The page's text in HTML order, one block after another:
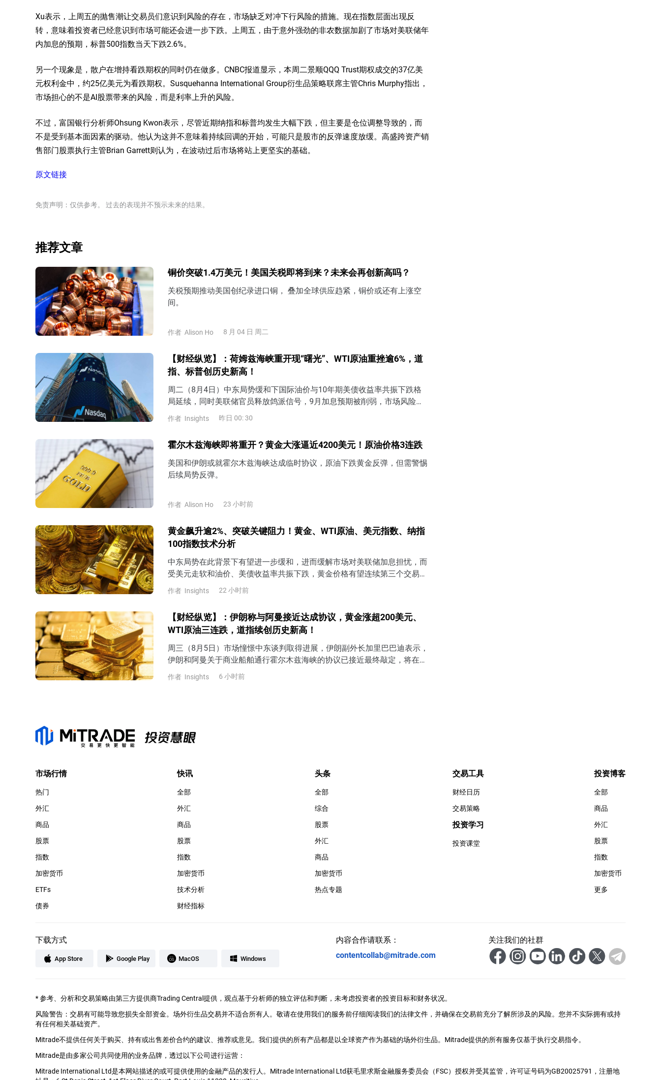
Xu表示，上周五的抛售潮让交易员们意识到风险的存在，市场缺乏对冲下行风险的措施。现在指数层面出现反
转，意味着投资者已经意识到市场可能还会进一步下跌。上周五，由于意外强劲的非农数据加剧了市场对美联储年
内加息的预期，标普500指数当天下跌2.6%。
另一个现象是，散户在增持看跌期权的同时仍在做多。CNBC报道显示，本周二景顺QQQ Trust期权成交的37亿美
元权利金中，约25亿美元为看跌期权。Susquehanna International Group衍生品策略联席主管Chris Murphy指出，
市场担心的不是AI股票带来的风险，而是利率上升的风险。
不过，富国银行分析师Ohsung Kwon表示，尽管近期纳指和标普均发生大幅下跌，但主要是仓位调整导致的，而
不是受到基本面因素的驱动。他认为这并不意味着持续回调的开始，可能只是股市的反弹速度放缓。高盛跨资产销
售部门股票执行主管Brian Garrett则认为，在波动过后市场将站上更坚实的基础。
原文链接
免责声明：仅供参考。 过去的表现并不预示未来的结果。
推荐文章
铜价突破1.4万美元！美国关税即将到来？未来会再创新高吗？
关税预期推动美国创纪录进口铜， 叠加全球供应趋紧，铜价或还有上涨空
间。
作者 Alison Ho 8 月 04 日 周二
【财经纵览】：荷姆兹海峡重开现“曙光”、WTI原油重挫逾6%，道
指、标普创历史新高！
周二（8月4日）中东局势缓和下国际油价与10年期美债收益率共振下跌格
局延续，同时美联储官员释放鸽派信号，9月加息预期被削弱，市场风险偏
好呈现继续向好态势。具体而言，美国财政部长贝森特(Scott Bessent)表
示，可能在周二或周三就恢复荷姆兹海峡通航一事与伊朗达成协议。伊朗外
行谈判，谈判在技术和政治层面取得积极进展。
作者 Insights 昨日 00: 30
霍尔木兹海峡即将重开？黄金大涨逼近4200美元！原油价格3连跌
美国和伊朗或就霍尔木兹海峡达成临时协议，原油下跌黄金反弹，但需警惕
后续局势反弹。
作者 Alison Ho 23 小时前
黄金飙升逾2%、突破关键阻力！黄金、WTI原油、美元指数、纳指
100指数技术分析
中东局势在此背景下有望进一步缓和，进而缓解市场对美联储加息担忧，而
受美元走软和油价、美债收益率共振下跌，黄金价格有望连续第三个交易日
上涨，并进一步上攻4200美元上方阻力。
作者 Insights 22 小时前
【财经纵览】：伊朗称与阿曼接近达成协议，黄金涨超200美元、
WTI原油三连跌，道指续创历史新高！
周三（8月5日）市场憧憬中东谈判取得进展，伊朗副外长加里巴巴迪表示，
伊朗和阿曼关于商业船舶通行霍尔木兹海峡的协议已接近最终敲定，将在霍
尔木兹海峡建立一种不同于过去60年的新通行模式。WTI原油进一步下探至
74.2美元，续创逾三周新低。黄金飙升逾4%，一举突破4200美元至日内高
作者 Insights 6 小时前
市场行情
热门
外汇
商品
股票
指数
加密货币
ETFs
债券
快讯
全部
外汇
商品
股票
指数
加密货币
技术分析
财经指标
头条
全部
综合
股票
外汇
商品
加密货币
热点专题
交易工具
财经日历
交易策略
投资学习
投资课堂
投资博客
全部
商品
外汇
股票
指数
加密货币
更多
下载方式
App Store Google Play MacOS Windows
内容合作请联系：
contentcollab@mitrade.com
关注我们的社群
*参考、分析和交易策略由第三方提供商Trading Central提供，观点基于分析师的独立评估和判断，未考虑投资者的投资目标和财务状况。
风险警告：交易有可能导致您损失全部资金。场外衍生品交易并不适合所有人。敬请在使用我们的服务前仔细阅读我们的法律文件，并确保在交易前充分了解所涉及的风险。您并不实际拥有或持
有任何相关基础资产。
Mitrade不提供任何关于购买、持有或出售差价合约的建议、推荐或意见。我们提供的所有产品都是以全球资产作为基础的场外衍生品。Mitrade提供的所有服务仅基于执行交易指令。
Mitrade是由多家公司共同使用的业务品牌，透过以下公司进行运营：
Mitrade International Ltd是本网站描述的或可提供使用的金融产品的发行人。Mitrade International Ltd获毛里求斯金融服务委员会（FSC）授权并受其监管，许可证号码为GB20025791，注册地